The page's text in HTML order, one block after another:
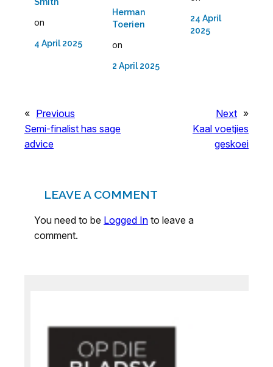
on
4 April 2025
Herman
Toerien
on
2 April 2025
24 April
2025
« Previous
Semi-finalist has sage
advice
Next »
Kaal voetjies
geskoei
LEAVE A COMMENT
You need to be Logged In to leave a
comment.